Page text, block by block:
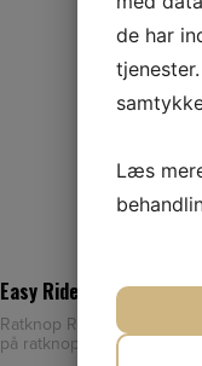
Easy Rider Tight turn
Ratknop Ratknop til havetraktor
på ratknoppen kan variere
de har
Læs